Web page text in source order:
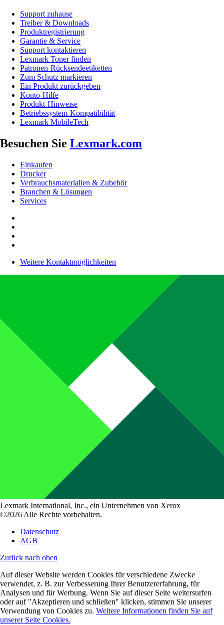
Support zuhause
Treiber & Downloads
Produktregistrierung
Garantie & Service
Support kontaktieren
Lexmark Toner finden
Patronen-Rücksendeetiketten
Zum Schutz markieren
Ein Produkt zurückgeben
Konto-Hilfe
Produkt-Hinweise
Betriebssystem-Kompatibilität
Lexmark MobileTech
Besuchen Sie Lexmark.com
Einkaufen
Drucker
Verbrauchsmaterialien & Zubehör
Branchen & Lösungen
Services
Weitere Kontaktmöglichkeiten
Lexmark International, Inc., ein Unternehmen von Xerox
©2026 Alle Rechte vorbehalten.
Datenschutz
AGB
Zurück nach oben
Auf dieser Website werden Cookies für verschiedene Zwecke
verwendet, z. B. zur Verbesserung Ihrer Benutzererfahrung, für
Analysen und für Werbung. Wenn Sie auf dieser Seite weitersurfen
oder auf "Akzeptieren und schließen" klicken, stimmen Sie unserer
Verwendung von Cookies zu. Weitere Informationen finden Sie auf
unserer Seite Cookies.